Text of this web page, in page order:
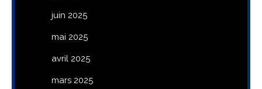
juin 2025
mai 2025
avril 2025
mars 2025